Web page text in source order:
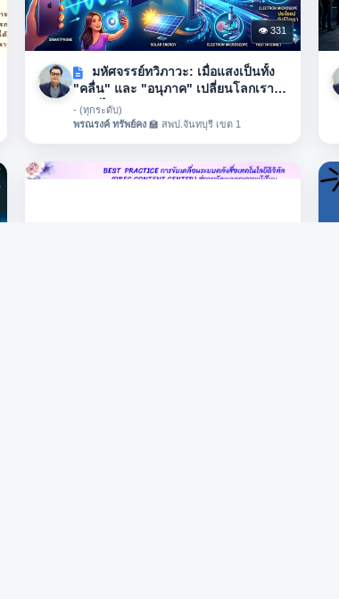
👁 331
มหัศจรรย์ทวิภาวะ: เมื่อแสงเป็นทั้ง
"คลื่น" และ "อนุภาค" เปลี่ยนโลกเรา
อย่างไร?
- (ทุกระดับ)
พรณรงค์ ทรัพย์คง 🏫 สพป.จันทบุรี เขต 1